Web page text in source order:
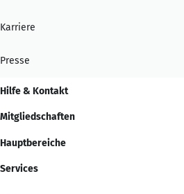
Karriere
Presse
Hilfe & Kontakt
Mitgliedschaften
Hauptbereiche
Services